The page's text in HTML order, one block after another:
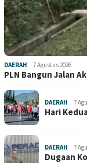
DAERAH 7 Agustus 2026
PLN Bangun Jalan
DAERAH 7
Hari
DAERAH 7
Dugaan